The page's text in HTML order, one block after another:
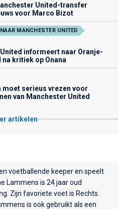
United-transfer
voor Marco Bizot
MANCHESTER UNITED
informeert naar Oranje-
kritiek op Onana
moet serieus vrezen voor
van Manchester United
artikelen
voetballende keeper en speelt
Lammens is 24 jaar oud
Zijn favoriete voet is Rechts.
is ook gebruikt als een